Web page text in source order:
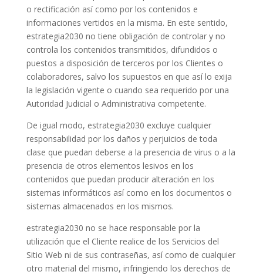
o rectificación así como por los contenidos e
informaciones vertidos en la misma. En este sentido,
estrategia2030 no tiene obligación de controlar y no
controla los contenidos transmitidos, difundidos o
puestos a disposición de terceros por los Clientes o
colaboradores, salvo los supuestos en que así lo exija
la legislación vigente o cuando sea requerido por una
Autoridad Judicial o Administrativa competente.
De igual modo, estrategia2030 excluye cualquier
responsabilidad por los daños y perjuicios de toda
clase que puedan deberse a la presencia de virus o a la
presencia de otros elementos lesivos en los
contenidos que puedan producir alteración en los
sistemas informáticos así como en los documentos o
sistemas almacenados en los mismos.
estrategia2030 no se hace responsable por la
utilización que el Cliente realice de los Servicios del
Sitio Web ni de sus contraseñas, así como de cualquier
otro material del mismo, infringiendo los derechos de